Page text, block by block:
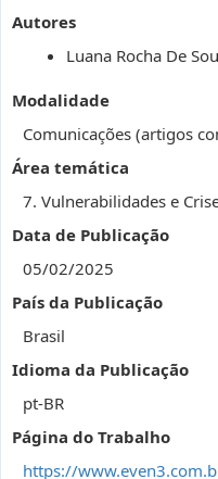
Autores
Luana Rocha De
Modalidade
Comunicações (artigos
Área temática
7. Vulnerabilidades e
Data de Publicação
05/02/2025
País da Publicação
Brasil
Idioma da Publicação
pt-BR
Página do Trabalho
https://